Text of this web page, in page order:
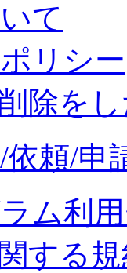
て
リシー
除を
頼/申
ム利
する